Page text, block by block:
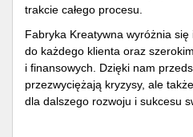
trakcie całego procesu.
Fabryka Kreatywna wyróżnia
do każdego klienta oraz
i finansowych. Dzięki nam
przezwyciężają kryzysy, ale
dla dalszego rozwoju i sukcesu